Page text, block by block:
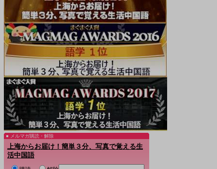
メルマガ購読・解除
上海からお届け！簡単３分、写真で覚える生
活中国語